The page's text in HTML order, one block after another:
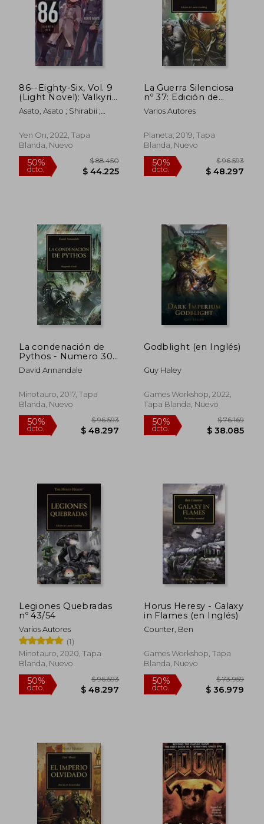
$ 44.981 $
50%
dcto.
$ 96.593
dcto.
86--Eighty-Six, Vol. 9
(Light Novel): Valkyrie
has Landed (86--
Eighty-Six (Light
Asato, Asato ; Shirabii ;
Yen On, 2022, Tapa
Blanda, Nuevo
50%
dcto. $ 44.225
La Guerra Silenciosa
nº 37: Edición de
Laurie Goulding
(Warhammer the
Varios Autores
Planeta, 2019, Tapa
Blanda, Nuevo
50%
dcto. $
La condenación de
Pythos - Numero 30
(The Horus Heresy)
David Annandale
Minotauro, 2017, Tapa
Blanda, Nuevo
Godblight (en Inglés)
Guy Haley
Games Workshop, 2022,
Tapa Blanda, Nuevo
Legiones Quebradas
nº 43/54
Varios Autores
(1)
Minotauro, 2020, Tapa
Blanda, Nuevo
Horus Heresy - Galaxy
in Flames (en Inglés)
Counter, Ben
Games Workshop, Tapa
Blanda, Nuevo